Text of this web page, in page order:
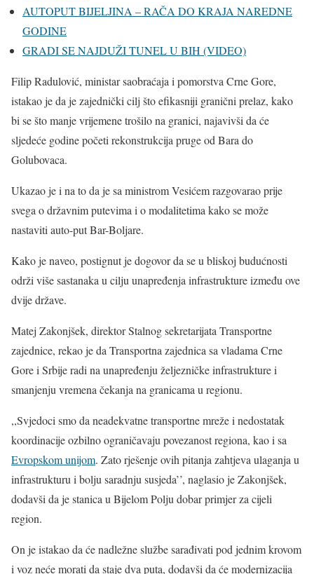
AUTOPUT BIJELJINA – RAČA DO KRAJA NAREDNE
GODINE
GRADI SE NAJDUŽI TUNEL U BIH (VIDEO)
Filip Radulović, ministar saobraćaja i pomorstva Crne Gore,
istakao je da je zajednički cilj što efikasniji granični prelaz, kako
bi se što manje vrijemene trošilo na granici, najavivši da će
sljedeće godine početi rekonstrukcija pruge od Bara do
Golubovaca.
Ukazao je i na to da je sa ministrom Vesićem razgovarao prije
svega o državnim putevima i o modalitetima kako se može
nastaviti auto-put Bar-Boljare.
Kako je naveo, postignut je dogovor da se u bliskoj budućnosti
održi više sastanaka u cilju unapređenja infrastrukture između ove
dvije države.
Matej Zakonjšek, direktor Stalnog sekretarijata Transportne
zajednice, rekao je da Transportna zajednica sa vladama Crne
Gore i Srbije radi na unapređenju željezničke infrastrukture i
smanjenju vremena čekanja na granicama u regionu.
,,Svjedoci smo da neadekvatne transportne mreže i nedostatak
koordinacije ozbilno ograničavaju povezanost regiona, kao i sa
Evropskom unijom. Zato rješenje ovih pitanja zahtjeva ulaganja u
infrastrukturu i bolju saradnju susjeda’’, naglasio je Zakonjšek,
dodavši da je stanica u Bijelom Polju dobar primjer za cijeli
region.
On je istakao da će nadležne službe sarađivati pod jednim krovom
i voz neće morati da staje dva puta, dodavši da će modernizacija